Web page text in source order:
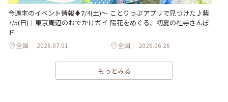
今週末のイベント情報♦︎7/4(土)〜
7/5(日)｜東京周辺のおでかけガイ
ド
全国 2026.07.01
ことりっぷアプリで見つけた♪紫
陽花をめぐる、初夏の社寺さんぽ
全国 2026.06.26
もっとみる